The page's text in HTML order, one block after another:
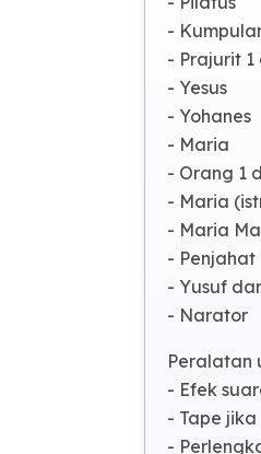
- Narator
-
- Juru
- Pembuat
- Pilatus
-
- Prajurit 1
- Yesus
- Yohanes
- Maria
- Orang 1
- Maria
-
- Yusuf